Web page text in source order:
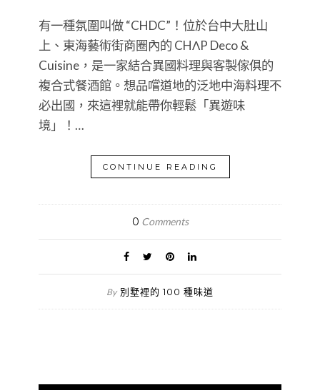
有一種氛圍叫做 “CHDC”！位於台中大肚山
上、東海藝術街商圈內的 CHΛP Deco &
Cuisine，是一家結合異國料理與客製傢俱的
複合式餐酒館。想品嚐道地的泛地中海料理不
必出國，來這裡就能帶你輕鬆「異遊味
境」！…
CONTINUE READING
0 Comments
By 別墅裡的 100 種味道